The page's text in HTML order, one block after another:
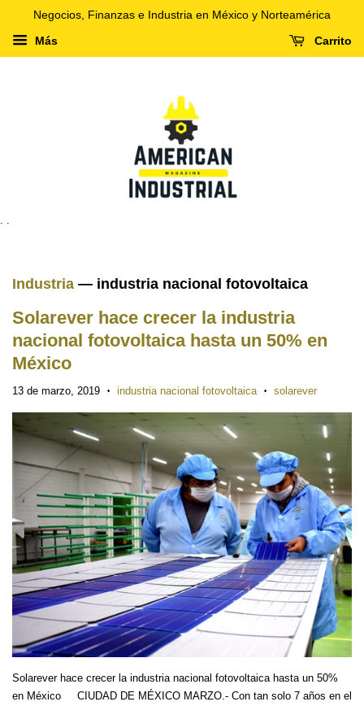
Negocios, Finanzas e Industria en México y Norteamérica
Más Carrito
. .
Industria — industria nacional fotovoltaica
Solarever hace crecer la industria
nacional fotovoltaica hasta un 50% en
México
13 de marzo, 2019 • industria nacional fotovoltaica • solarever
Solarever hace crecer la industria nacional fotovoltaica hasta un 50%
en México CIUDAD DE MÉXICO MARZO.- Con tan solo 7 años en el